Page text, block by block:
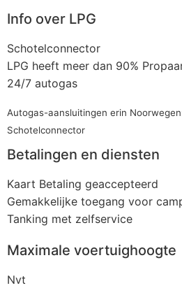
Info over LPG
Schotelconnector
LPG heeft meer dan 90%
24/7 autogas
Autogas-aansluitingen erin
Schotelconnector
Betalingen en diensten
Kaart Betaling geaccepteerd
Gemakkelijke toegang voor
Tanking met zelfservice
Maximale voertuighoogte
Nvt